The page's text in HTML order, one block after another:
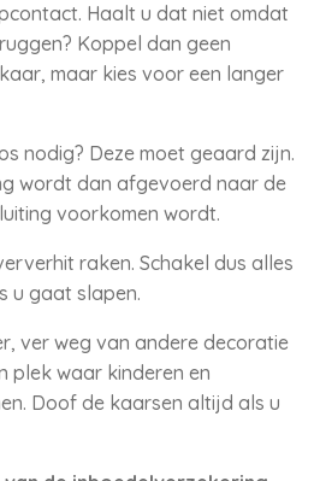
Haalt u dat niet omdat
Koppel dan geen
maar kies voor een langer
nodig? Deze moet geaard zijn.
wordt dan afgevoerd naar de
voorkomen wordt.
raken. Schakel dus alles
u gaat slapen.
ver weg van andere decoratie
plek waar kinderen en
Doof de kaarsen altijd als u